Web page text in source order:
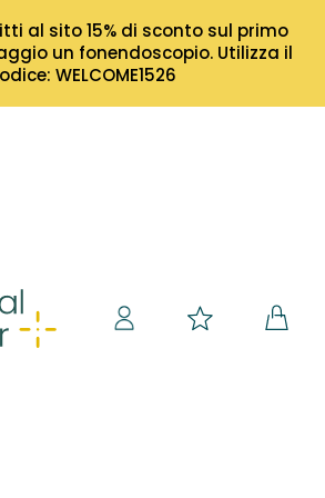
al sito 15% di sconto sul primo
un fonendoscopio. Utilizza il
WELCOME1526